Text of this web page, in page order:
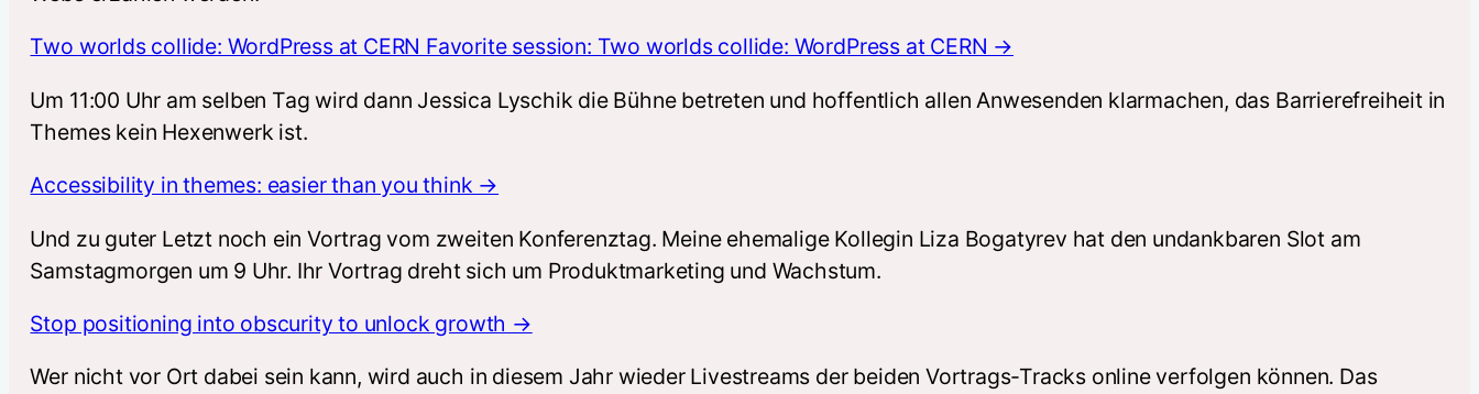
Two worlds collide: WordPress at CERN Favorite session: Two worlds collide: WordPress at CERN →
Um 11:00 Uhr am selben Tag wird dann Jessica Lyschik die Bühne betreten und hoffentlich allen Anwesenden klarmachen, das Barrierefreiheit in
Themes kein Hexenwerk ist.
Accessibility in themes: easier than you think →
Und zu guter Letzt noch ein Vortrag vom zweiten Konferenztag. Meine ehemalige Kollegin Liza Bogatyrev hat den undankbaren Slot am
Samstagmorgen um 9 Uhr. Ihr Vortrag dreht sich um Produktmarketing und Wachstum.
Stop positioning into obscurity to unlock growth →
Wer nicht vor Ort dabei sein kann, wird auch in diesem Jahr wieder Livestreams der beiden Vortrags-Tracks online verfolgen können. Das